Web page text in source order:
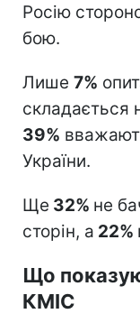
Росію
бою.
Лише 7%
складається
39%
України.
Ще 32% не
сторін, а 22%
Що
КМІС